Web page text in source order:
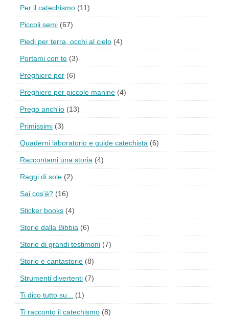
Per il catechismo (11)
Piccoli semi (67)
Piedi per terra, occhi al cielo (4)
Portami con te (3)
Preghiere per (6)
Preghiere per piccole manine (4)
Prego anch'io (13)
Primissimi (3)
Quaderni laboratorio e guide catechista (6)
Raccontami una storia (4)
Raggi di sole (2)
Sai cos'è? (16)
Sticker books (4)
Storie dalla Bibbia (6)
Storie di grandi testimoni (7)
Storie e cantastorie (8)
Strumenti divertenti (7)
Ti dico tutto su... (1)
Ti racconto il catechismo (8)